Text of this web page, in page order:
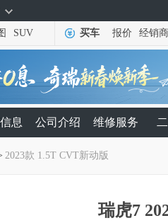
SUV 买车 报价 经销商
息 公司介绍 维修服务
2023款 1.5T CVT新动版
瑞虎7